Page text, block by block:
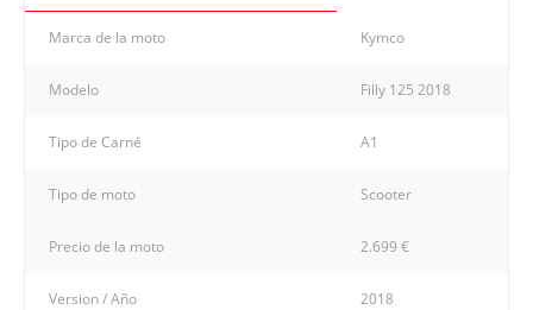
Marca de la moto Kymco
Modelo Filly 125 2018
Tipo de Carné A1
Tipo de moto Scooter
Precio de la moto 2.699 €
Version / Año 2018